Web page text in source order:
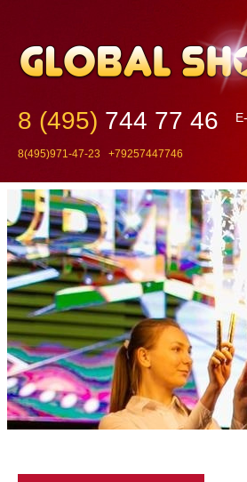
8 (495) 744 77 46
8(495)971-47-23 +79257447746